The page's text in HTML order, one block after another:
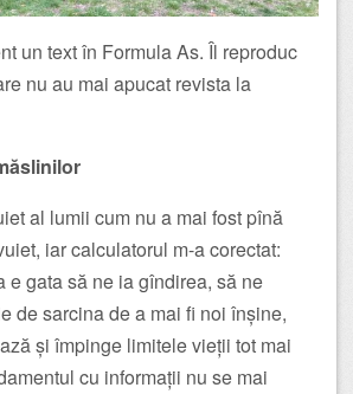
un text în Formula As. Îl reproduc
nu au mai apucat revista la
al lumii cum nu a mai fost pînă
iar calculatorul m-a corectat:
e gata să ne ia gîndirea, să ne
de sarcina de a mai fi noi înșine,
și împinge limitele vieții tot mai
cu informații nu se mai